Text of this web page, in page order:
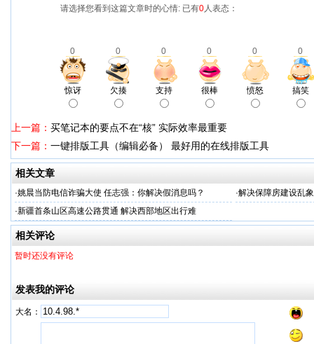
请选择您看到这篇文章时的心情: 已有0人表态：
0 0 0 0 0 0
惊讶 欠揍 支持 很棒 愤怒 搞笑
上一篇： 买笔记本的要点不在“核” 实际效率最重要
下一篇： 一键排版工具（编辑必备） 最好用的在线排版工具
相关文章
·姚晨当防电信诈骗大使 任志强：你解决假消息吗？ ·解决保障房建设乱
·新疆首条山区高速公路贯通 解决西部地区出行难
相关评论
暂时还没有评论
发表我的评论
大名：